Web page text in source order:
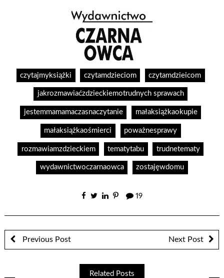
czytajmyksiążki czytamdzieciom czytamdzieicom
jakrozmawiaćzdzieckiemotrudnych sprawach
jestemmamamaczasnaczytanie małaksiążkaokupie
małaksiążkaośmierci poważnesprawy
rozmawiamzdzieckiem tematytabu trudnetematy
wydawnictwoczarnaowca zostajęwdomu
19
Previous Post Next Post
Related Posts